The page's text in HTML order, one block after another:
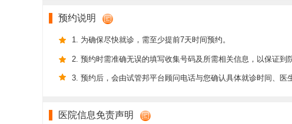
预约说明
1. 为确保尽快就诊，需至少提前7天时间预约。
2. 预约时需准确无误的填写收集号码及所需相关信息，以保证到
3. 预约后，会由试管邦平台顾问电话与您确认具体就诊时间、医
医院信息免责声明